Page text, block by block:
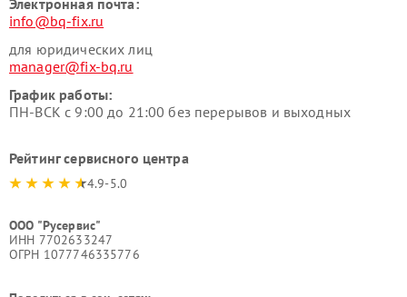
Электронная почта:
info@bq-fix.ru
для юридических лиц
manager@fix-bq.ru
График работы:
ПН-ВСК с 9:00 до 21:00 без перерывов и выходных
Рейтинг сервисного центра
4.9-5.0
ООО "Русервис"
ИНН 7702633247
ОГРН 1077746335776